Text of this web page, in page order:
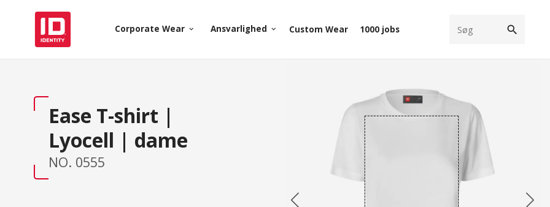
Corporate Wear keyboard_arrow_down Ansvarlighed keyboard_arrow_down Custom Wear 1000 jobs search
Ease T-shirt |
Lyocell | dame
NO. 0555